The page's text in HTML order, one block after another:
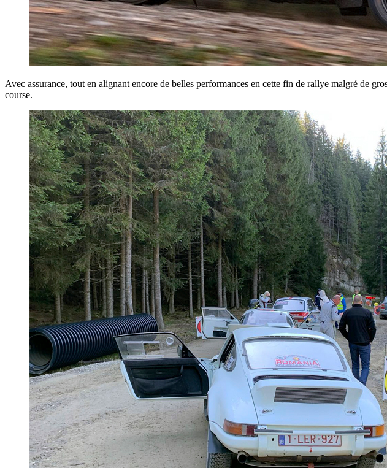
Avec assurance, tout en alignant encore de belles performances en cette fin de rallye malgré de
course.